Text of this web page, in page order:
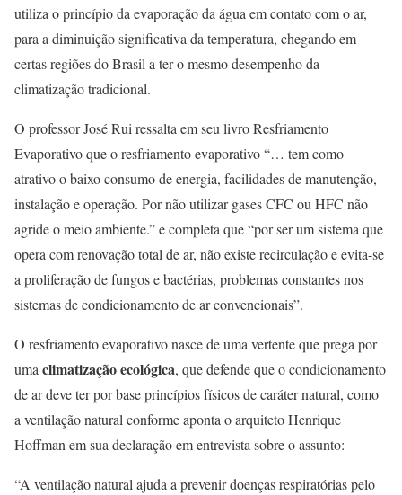
utiliza o princípio da evaporação da água em contato com o ar,
para a diminuição significativa da temperatura, chegando em
certas regiões do Brasil a ter o mesmo desempenho da
climatização tradicional.
O professor José Rui ressalta em seu livro Resfriamento
Evaporativo que o resfriamento evaporativo “… tem como
atrativo o baixo consumo de energia, facilidades de manutenção,
instalação e operação. Por não utilizar gases CFC ou HFC não
agride o meio ambiente.” e completa que “por ser um sistema que
opera com renovação total de ar, não existe recirculação e evita-se
a proliferação de fungos e bactérias, problemas constantes nos
sistemas de condicionamento de ar convencionais”.
O resfriamento evaporativo nasce de uma vertente que prega por
umaclimatização ecológica, que defende que o condicionamento
de ar deve ter por base princípios físicos de caráter natural, como
a ventilação natural conforme aponta o arquiteto Henrique
Hoffman em sua declaração em entrevista sobre o assunto:
“A ventilação natural ajuda a prevenir doenças respiratórias pelo